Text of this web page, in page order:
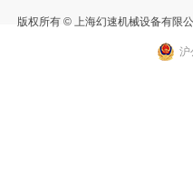
版权所有 © 上海幻速机械设备有限
沪